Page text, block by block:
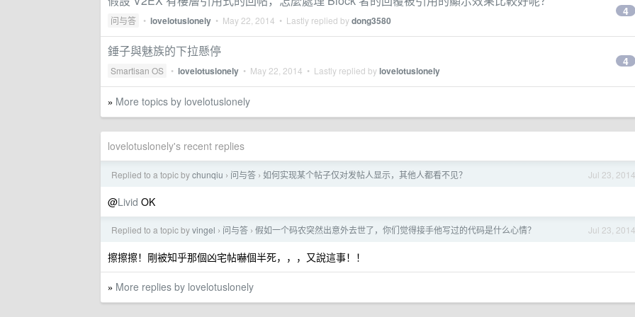
问与答 • lovelotuslonely • May 22, 2014 • Lastly replied bydong3580
4
錘子與魅族的下拉懸停
Smartisan OS • lovelotuslonely • May 22, 2014 • Lastly replied bylovelotuslonely
4
» More topics by lovelotuslonely
lovelotuslonely's recent replies
Jul 23, 2014
Replied to a topic bychunqiu › 问与答 › 如何实现某个帖子仅对发帖人显示，其他人都看不见？
@Livid OK
Jul 23, 2014
Replied to a topic byvingel › 问与答 › 假如一个码农突然出意外去世了，你们觉得接手他写过的代码是什么心情？
擦擦擦！剛被知乎那個凶宅帖嚇個半死，，，又說這事！！
» More replies by lovelotuslonely